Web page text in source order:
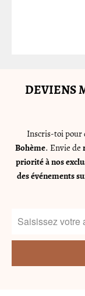
DEVIENS
Inscris-toi pour
Bohème. Envie de
priorité à nos
des événements